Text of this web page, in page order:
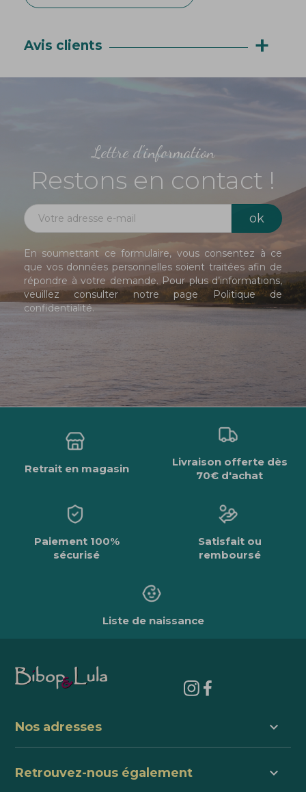
Avis clients +
Lettre d'information
Restons en contact !
En soumettant ce formulaire, vous consentez à ce
que vos données personnelles soient traitées afin de
répondre à votre demande. Pour plus d’informations,
veuillez consulter notre page Politique de
confidentialité.
Retrait en magasin
Livraison offerte dès
70€ d'achat
Paiement 100%
sécurisé
Satisfait ou
remboursé
Liste de naissance
Nos adresses keyboard_arrow_down
Retrouvez-nous également keyboard_arrow_down